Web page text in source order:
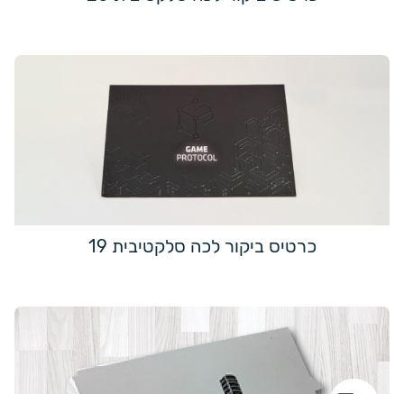
כרטיס ביקור לכה סלקטיבית 19